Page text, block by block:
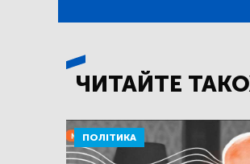
ЧИТАЙТЕ
ПОЛІТИКА